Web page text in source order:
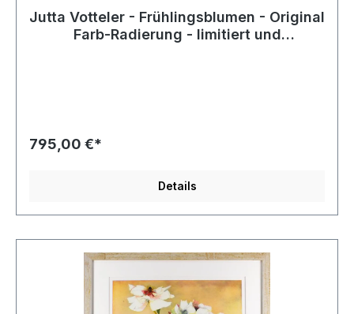
Jutta Votteler - Frühlingsblumen - Original
Farb-Radierung - limitiert und
795,00 €*
Details